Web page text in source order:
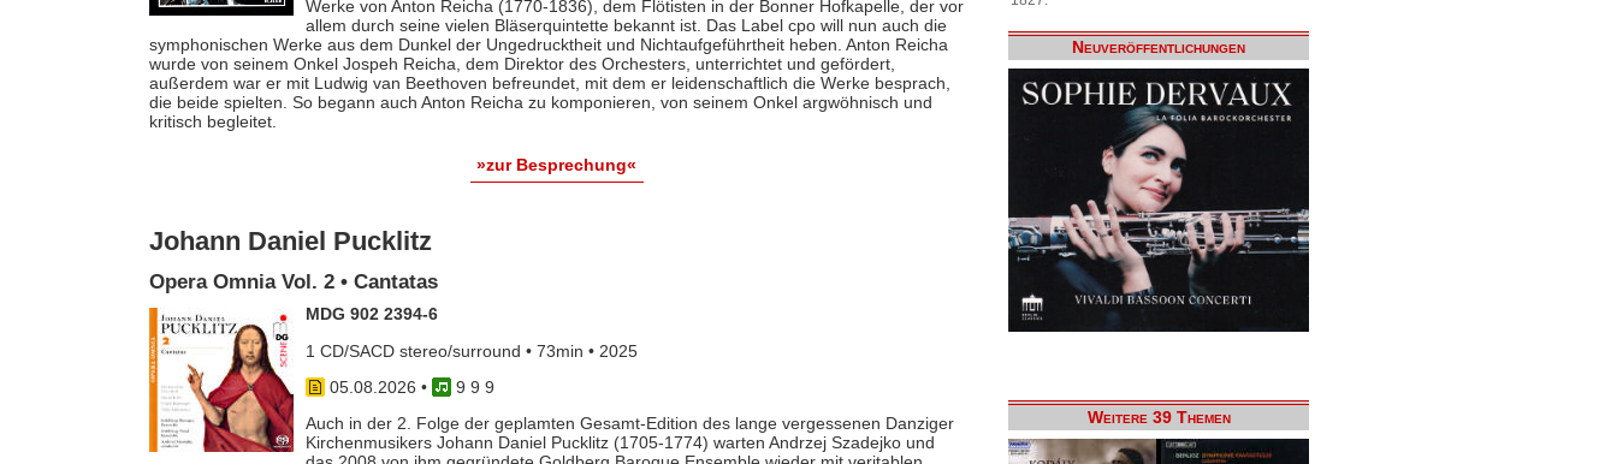
Werke von Anton Reicha (1770-1836), dem Flötisten in der Bonner Hofkapelle, der vor
allem durch seine vielen Bläserquintette bekannt ist. Das Label cpo will nun auch die
symphonischen Werke aus dem Dunkel der Ungedrucktheit und Nichtaufgeführtheit heben. Anton Reicha
wurde von seinem Onkel Jospeh Reicha, dem Direktor des Orchesters, unterrichtet und gefördert,
außerdem war er mit Ludwig van Beethoven befreundet, mit dem er leidenschaftlich die Werke besprach,
die beide spielten. So begann auch Anton Reicha zu komponieren, von seinem Onkel argwöhnisch und
kritisch begleitet.
»zur Besprechung«
Johann Daniel Pucklitz
Opera Omnia Vol. 2 • Cantatas
MDG 902 2394-6
1 CD/SACD stereo/surround • 73min • 2025
05.08.2026 •
9 9 9
Auch in der 2. Folge der geplamten Gesamt-Edition des lange vergessenen Danziger
Kirchenmusikers Johann Daniel Pucklitz (1705-1774) warten Andrzej Szadejko und
Neuveröffentlichungen
Weitere 39 Themen